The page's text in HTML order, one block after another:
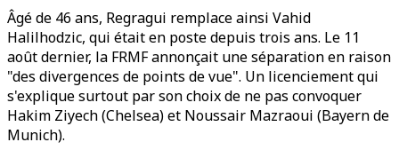
Âgé de 46 ans, Regragui remplace ainsi Vahid
Halilhodzic, qui était en poste depuis trois ans. Le 11
août dernier, la FRMF annonçait une séparation en raison
"des divergences de points de vue". Un licenciement qui
s'explique surtout par son choix de ne pas convoquer
Hakim Ziyech (Chelsea) et Noussair Mazraoui (Bayern de
Munich).